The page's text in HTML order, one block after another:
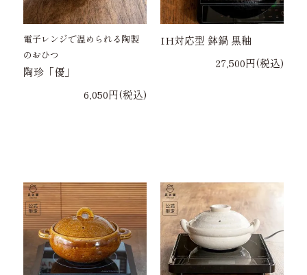
電子レンジで温められる陶製
のおひつ
陶珍「優」
6,050円(税込)
IH対応型 鉢鍋 黒釉
27,500円(税込)